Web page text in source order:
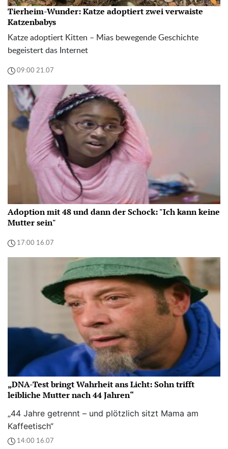
Tierheim-Wunder: Katze adoptiert zwei verwaiste
Katzenbabys
Katze adoptiert Kitten – Mias bewegende Geschichte
begeistert das Internet
09:00 21.07
Adoption mit 48 und dann der Schock: "Ich kann keine
Mutter sein"
17:00 16.07
„DNA-Test bringt Wahrheit ans Licht: Sohn trifft
leibliche Mutter nach 44 Jahren“
„44 Jahre getrennt – und plötzlich sitzt Mama am
Kaffeetisch“
14:00 16.07